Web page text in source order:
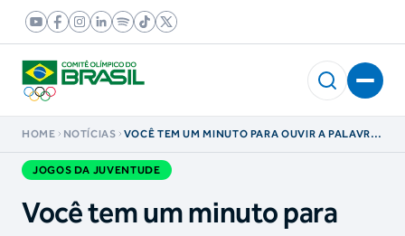
HOME NOTÍCIAS
VOCÊ TEM UM MINUTO PARA OUVIR A PALAVRA
MEDALHAS NO WRESTLING E DÁ LIÇÕES
POSITIVAS
JOGOS DA JUVENTUDE
Você tem um minuto para